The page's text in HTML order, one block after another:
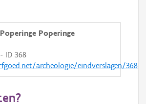
in grijswaarden
Poperinge
ID 368
archeologie/eindverslagen/368